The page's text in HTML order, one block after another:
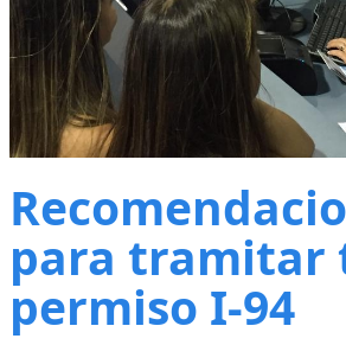
para tramitar
permiso I-94